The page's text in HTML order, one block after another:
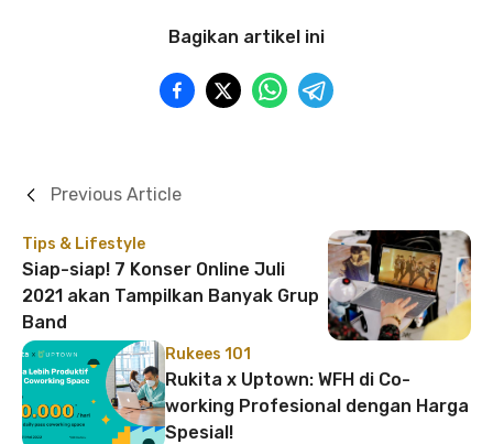
Bagikan artikel ini
Tips & Lifestyle
Siap-siap! 7 Konser Online Juli
2021 akan Tampilkan Banyak Grup
Band
Previous Article
Rukees 101
Rukita x Uptown: WFH di Co-
working Profesional dengan Harga
Spesial!